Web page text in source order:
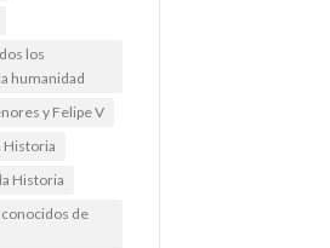
los
humanidad
y Felipe V
Historia
Historia
de